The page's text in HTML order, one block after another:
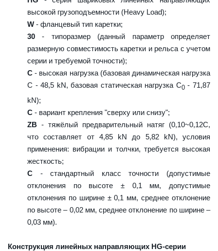
высокой грузоподъемности (Heavy Load);
W - фланцевый тип каретки;
30 - типоразмер (данный параметр определяет
размерную совместимость каретки и рельса с учетом
серии и требуемой точности);
C - высокая нагрузка (базовая динамическая нагрузка
C - 48,5 kN, базовая статическая нагрузка С0- 71,87
kN);
C - вариант крепления "сверху или снизу";
ZB - тяжёлый предварительный натяг (0,10~0,12C,
что составляет от 4,85 kN до 5,82 kN), условия
применения: вибрации и толчки, требуется высокая
жесткость;
C - стандартный класс точности (допустимые
отклонения по высоте ± 0,1 мм, допустимые
отклонения по ширине ± 0,1 мм, среднее отклонение
по высоте – 0,02 мм, среднее отклонение по ширине –
0,03 мм).
Конструкция линейных направляющих HG-серии